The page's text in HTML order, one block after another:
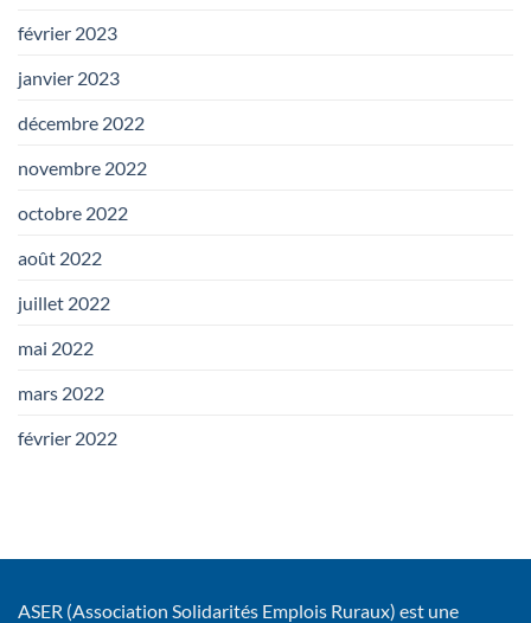
février 2023
janvier 2023
décembre 2022
novembre 2022
octobre 2022
août 2022
juillet 2022
mai 2022
mars 2022
février 2022
ASER (Association Solidarités Emplois Ruraux) est une